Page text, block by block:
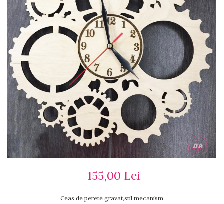
Ceasuri cu rama foto
Ceasuri meserii
Ceasuri logo
Ceasuri de perete animalute
Ceasuri decorative
Ceasuri evenimente
Ceasuri gravate
Ceasuri hobby
Ceasuri mașini
Ceasuri moto
Brelocuri personalizate
Breloc mașină
Breloc moto
155,00 Lei
Ceas de perete gravat,stil mecanism